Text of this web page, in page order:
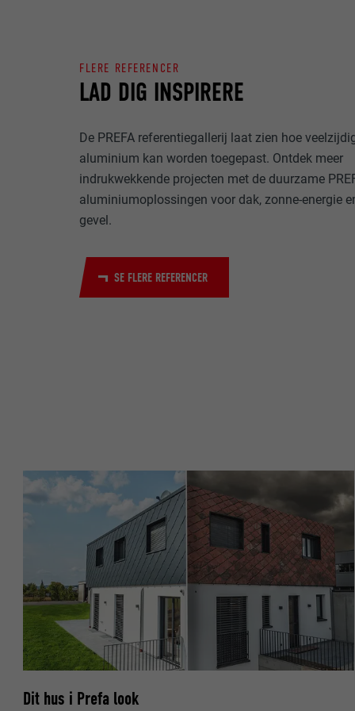
LAD DIG INSPIRERE
FLERE REFERENCER
De PREFA referentiegallerij laat zien hoe
aluminium kan worden toegepast. Ontdek meer
indrukwekkende projecten met de duurzame
aluminiumoplossingen voor dak, zonne-energie
gevel.
SE FLERE REFERENCER
Dit hus i Prefa look
UDBYDER
FORLØB
FORMÅL
NAVN
NAVN
UDBYDER
FORLØB
FORMÅL
COOKIES TIL
"Cookies til
af websteder.
NAVN
UDBYDER
NAVN
UDBYDER
FORLØB
FORMÅL